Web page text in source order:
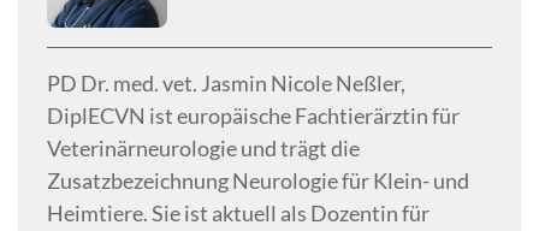
PD Dr. med. vet. Jasmin Nicole Neßler,
DiplECVN ist europäische Fachtierärztin für
Veterinärneurologie und trägt die
Zusatzbezeichnung Neurologie für Klein- und
Heimtiere. Sie ist aktuell als Dozentin für